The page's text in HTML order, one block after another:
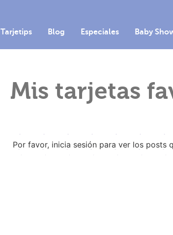
Tarjetips Blog Especiales Baby
Mis tarjetas
Por favor, inicia sesión para ver los posts